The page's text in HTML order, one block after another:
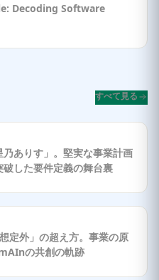
Decoding Software
すべて見る
ありす」。堅実な事業計画
した要件定義の舞台裏
定外」の超え方。事業の原
の共創の軌跡